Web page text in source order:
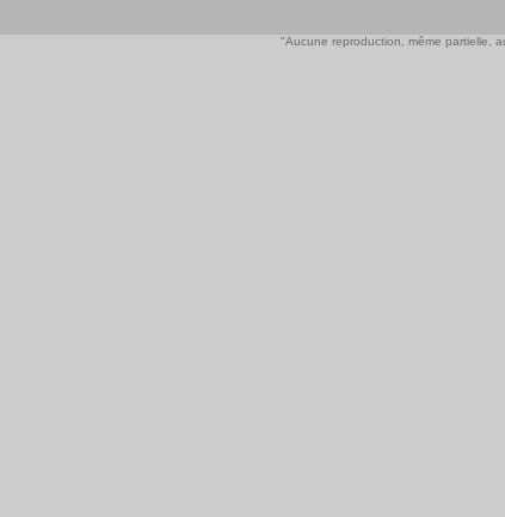
"Aucune reproduction, même partielle,